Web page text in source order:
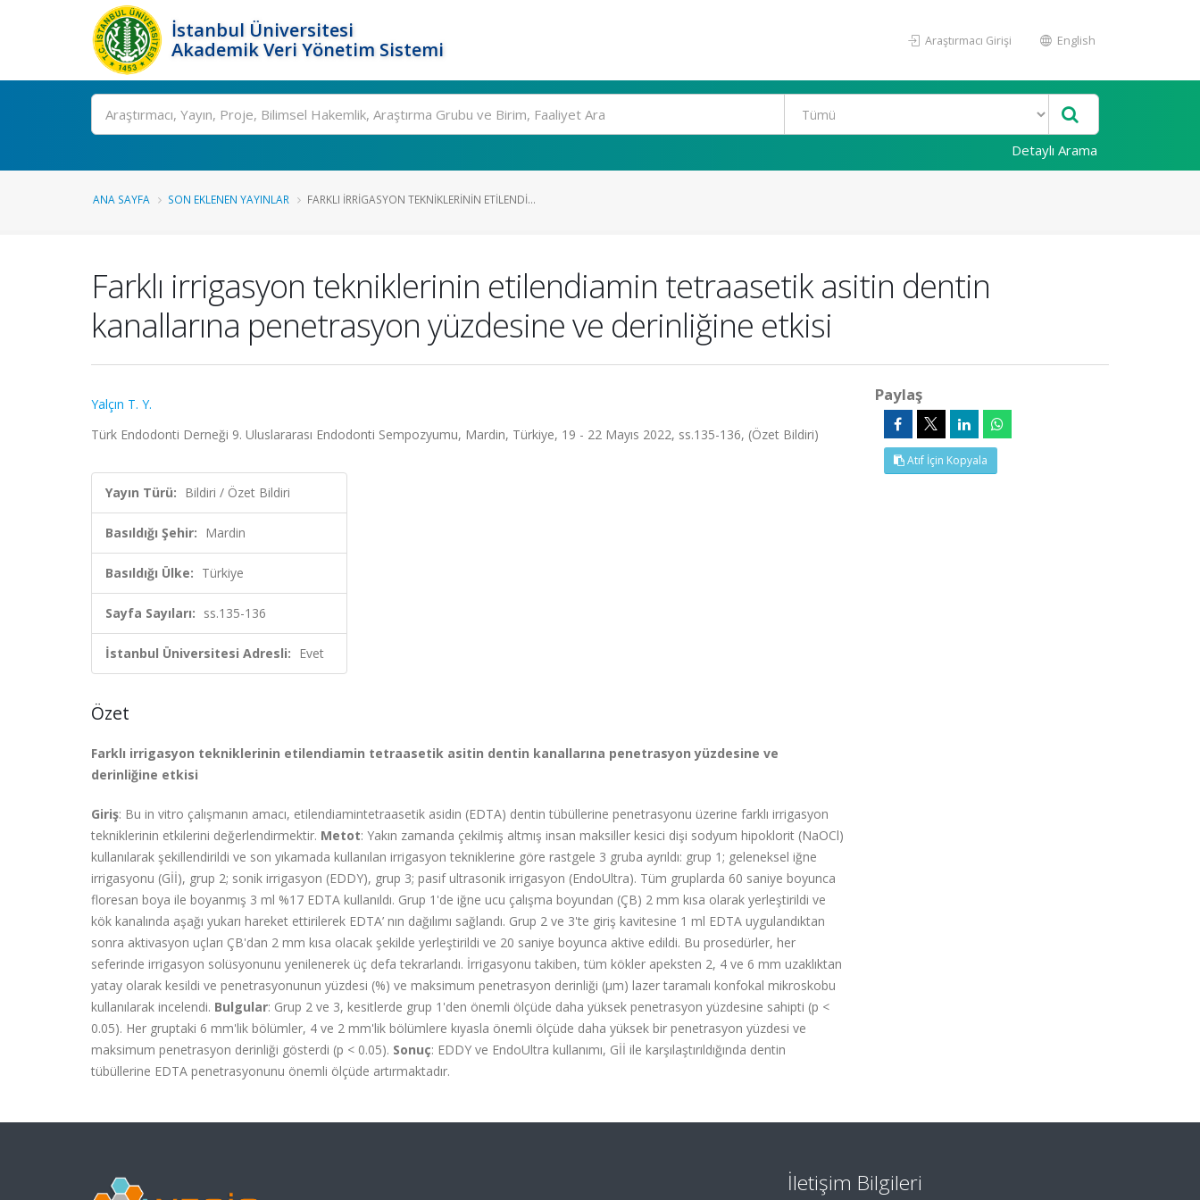
İstanbul Üniversitesi
Akademik Veri Yönetim Sistemi
Araştırmacı Girişi English
Ara
Detaylı Arama
ANA SAYFA SON EKLENEN YAYINLAR FARKLI IRRIGASYON TEKNIKLERININ ETILENDI...
Farklı irrigasyon tekniklerinin etilendiamin tetraasetik asitin dentin
kanallarına penetrasyon yüzdesine ve derinliğine etkisi
Yalçın T. Y.
Türk Endodonti Derneği 9. Uluslararası Endodonti Sempozyumu, Mardin, Türkiye, 19 - 22 Mayıs 2022, ss.135-136, (Özet Bildiri)
Yayın Türü: Bildiri / Özet Bildiri
Basıldığı Şehir: Mardin
Basıldığı Ülke: Türkiye
Sayfa Sayıları: ss.135-136
İstanbul Üniversitesi Adresli: Evet
Özet
Farklı irrigasyon tekniklerinin etilendiamin tetraasetik asitin dentin kanallarına penetrasyon yüzdesine ve
derinliğine etkisi
Giriş: Bu in vitro çalışmanın amacı, etilendiamintetraasetik asidin (EDTA) dentin tübüllerine penetrasyonu üzerine farklı irrigasyon
tekniklerinin etkilerini değerlendirmektir. Metot: Yakın zamanda çekilmiş altmış insan maksiller kesici dişi sodyum hipoklorit (NaOCl)
kullanılarak şekillendirildi ve son yıkamada kullanılan irrigasyon tekniklerine göre rastgele 3 gruba ayrıldı: grup 1; geleneksel iğne
irrigasyonu (Gİİ), grup 2; sonik irrigasyon (EDDY), grup 3; pasif ultrasonik irrigasyon (EndoUltra). Tüm gruplarda 60 saniye boyunca
floresan boya ile boyanmış 3 ml %17 EDTA kullanıldı. Grup 1'de iğne ucu çalışma boyundan (ÇB) 2 mm kısa olarak yerleştirildi ve
kök kanalında aşağı yukarı hareket ettirilerek EDTA’ nın dağılımı sağlandı. Grup 2 ve 3'te giriş kavitesine 1 ml EDTA uygulandıktan
sonra aktivasyon uçları ÇB'dan 2 mm kısa olacak şekilde yerleştirildi ve 20 saniye boyunca aktive edildi. Bu prosedürler, her
seferinde irrigasyon solüsyonunu yenilenerek üç defa tekrarlandı. İrrigasyonu takiben, tüm kökler apeksten 2, 4 ve 6 mm uzaklıktan
yatay olarak kesildi ve penetrasyonunun yüzdesi (%) ve maksimum penetrasyon derinliği (µm) lazer taramalı konfokal mikroskobu
kullanılarak incelendi. Bulgular: Grup 2 ve 3, kesitlerde grup 1'den önemli ölçüde daha yüksek penetrasyon yüzdesine sahipti (p <
0.05). Her gruptaki 6 mm'lik bölümler, 4 ve 2 mm'lik bölümlere kıyasla önemli ölçüde daha yüksek bir penetrasyon yüzdesi ve
maksimum penetrasyon derinliği gösterdi (p < 0.05). Sonuç: EDDY ve EndoUltra kullanımı, Gİİ ile karşılaştırıldığında dentin
tübüllerine EDTA penetrasyonunu önemli ölçüde artırmaktadır.
Paylaş
Atıf İçin Kopyala
İletişim Bilgileri